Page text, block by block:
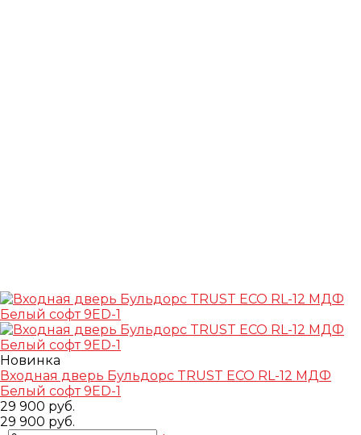
Новинка
Входная дверь Бульдорс TRUST ECO RL-12 МДФ
Белый софт 9ED-1
29 900 руб.
29 900 руб.